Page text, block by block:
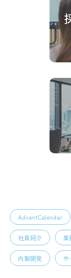
AdventCalendar
社員紹介 業
内製開発 や